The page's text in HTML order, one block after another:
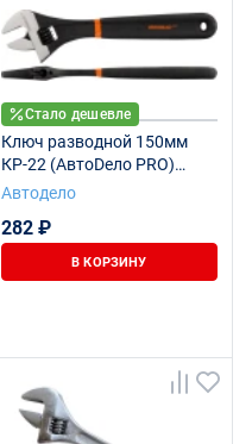
Стало дешевле
Ключ разводной 150мм
КР-22 (АвтоDело PRO)
36520
Автодело
282 ₽
В КОРЗИНУ